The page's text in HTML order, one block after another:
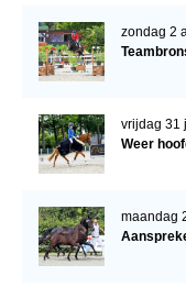
NRPS
Regionale
ABOP
Sport
zondag 2
vrijdag 31
Weer
maandag